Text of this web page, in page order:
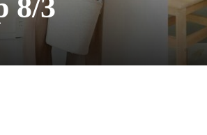
8/3